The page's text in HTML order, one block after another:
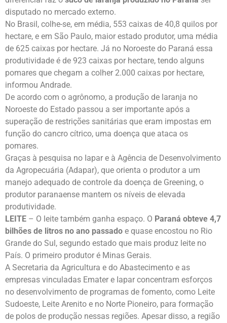
disputado no mercado externo.
No Brasil, colhe-se, em média, 553 caixas de 40,8 quilos por
hectare, e em São Paulo, maior estado produtor, uma média
de 625 caixas por hectare. Já no Noroeste do Paraná essa
produtividade é de 923 caixas por hectare, tendo alguns
pomares que chegam a colher 2.000 caixas por hectare,
informou Andrade.
De acordo com o agrônomo, a produção de laranja no
Noroeste do Estado passou a ser importante após a
superação de restrições sanitárias que eram impostas em
função do cancro cítrico, uma doença que ataca os
pomares.
Graças à pesquisa no Iapar e à Agência de Desenvolvimento
da Agropecuária (Adapar), que orienta o produtor a um
manejo adequado de controle da doença de Greening, o
produtor paranaense mantem os níveis de elevada
produtividade.
LEITE – O leite também ganha espaço. O Paraná obteve 4,7
bilhões de litros no ano passado e quase encostou no Rio
Grande do Sul, segundo estado que mais produz leite no
País. O primeiro produtor é Minas Gerais.
A Secretaria da Agricultura e do Abastecimento e as
empresas vinculadas Emater e Iapar concentram esforços
no desenvolvimento de programas de fomento, como Leite
Sudoeste, Leite Arenito e no Norte Pioneiro, para formação
de polos de produção nessas regiões. Apesar disso, a região